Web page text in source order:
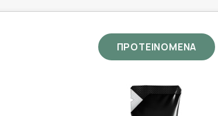
ΠΡΟΤΕΙΝΟΜΕΝΑ